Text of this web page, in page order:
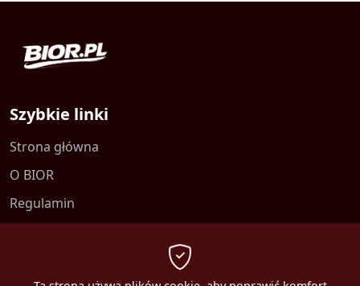
Szybkie linki
Strona główna
O BIOR
Regulamin